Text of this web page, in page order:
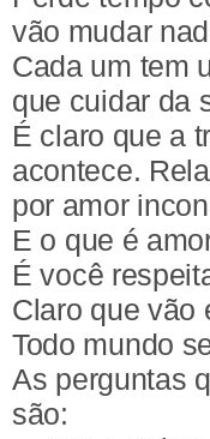
vão mudar
Cada um tem
que cuidar da
É claro que a
acontece.
por amor
E o que é
É você
Claro que
Todo mundo
As perguntas
são: